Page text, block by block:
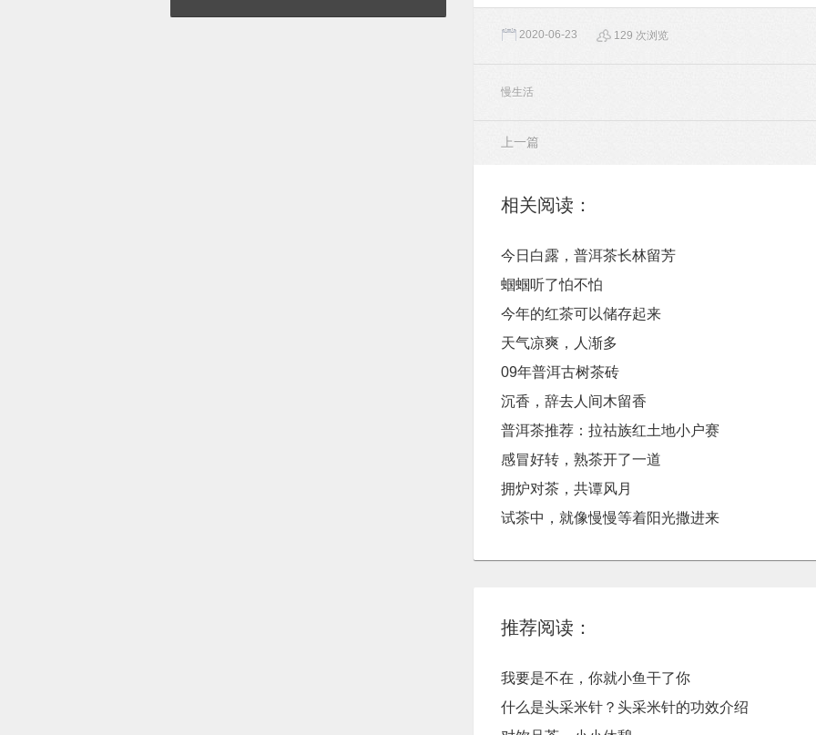
2020-06-23 129 次浏览
慢生活
上一篇
相关阅读：
今日白露，普洱茶长林留芳
蝈蝈听了怕不怕
今年的红茶可以储存起来
天气凉爽，人渐多
09年普洱古树茶砖
沉香，辞去人间木留香
普洱茶推荐：拉祜族红土地小户赛
感冒好转，熟茶开了一道
拥炉对茶，共谭风月
试茶中，就像慢慢等着阳光撒进来
推荐阅读：
我要是不在，你就小鱼干了你
什么是头采米针？头采米针的功效介绍